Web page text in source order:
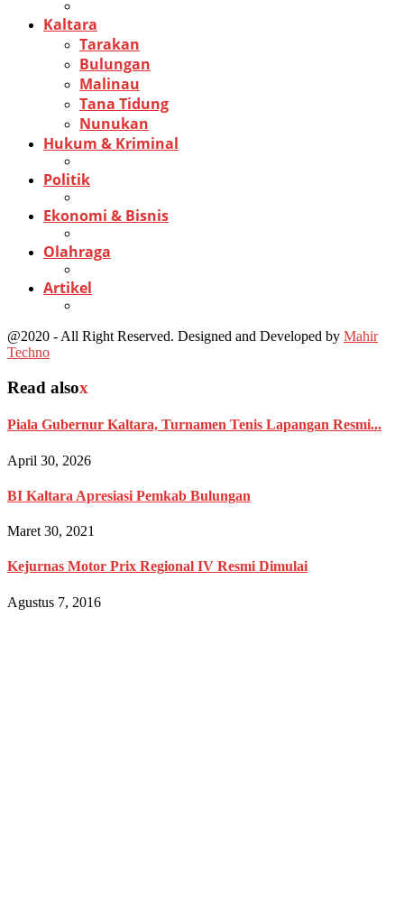
Kaltara
Tarakan
Bulungan
Malinau
Tana Tidung
Nunukan
Hukum & Kriminal
Politik
Ekonomi & Bisnis
Olahraga
Artikel
@2020 - All Right Reserved. Designed and Developed by Mahir
Techno
Read alsox
Piala Gubernur Kaltara, Turnamen Tenis Lapangan Resmi...
April 30, 2026
BI Kaltara Apresiasi Pemkab Bulungan
Maret 30, 2021
Kejurnas Motor Prix Regional IV Resmi Dimulai
Agustus 7, 2016